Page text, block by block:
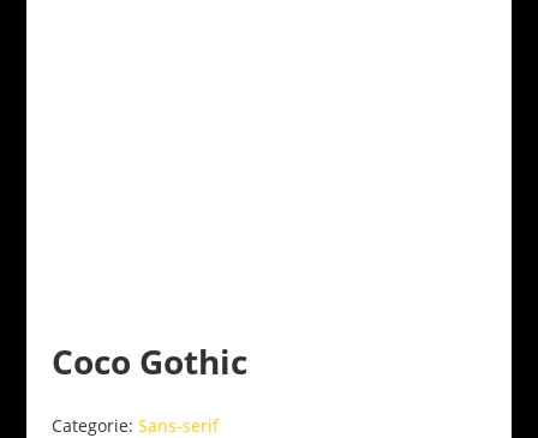
Coco Gothic
Categorie: Sans-serif